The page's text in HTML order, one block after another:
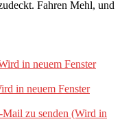
Fahren Mehl, und
in neuem Fenster
in neuem Fenster
zu senden (Wird in